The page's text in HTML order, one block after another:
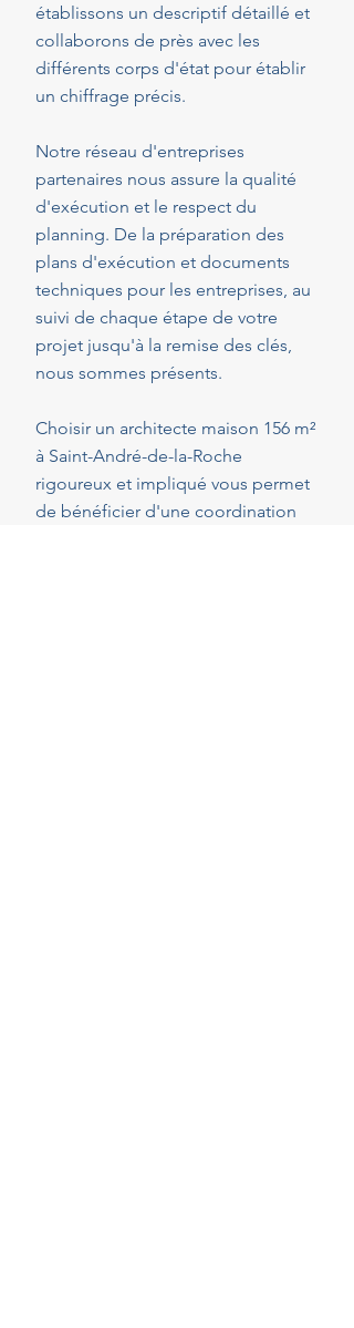
établissons un descriptif détaillé et
collaborons de près avec les
différents corps d'état pour établir
un chiffrage précis.
Notre réseau d'entreprises
partenaires nous assure la qualité
d'exécution et le respect du
planning. De la préparation des
plans d'exécution et documents
techniques pour les entreprises, au
suivi de chaque étape de votre
projet jusqu'à la remise des clés,
nous sommes présents.
Choisir un architecte maison 156 m²
à Saint-André-de-la-Roche
rigoureux et impliqué vous permet
de bénéficier d'une coordination